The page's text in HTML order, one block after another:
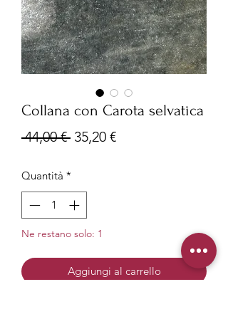
Collana con Carota selvatica
44,00 € Prezzo
35,20 €Prezzo
Quantità *
Ne restano solo: 1
Aggiungi al carrello